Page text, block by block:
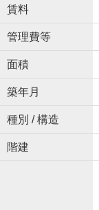
賃料
管理費等
面積
築年月
種別 / 構造
階建